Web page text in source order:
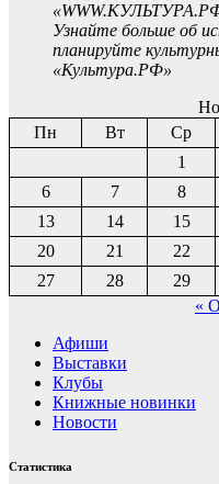
«WWW.КУЛЬТУРА.РФ
Узнайте больше об
планируйте
«Культура.РФ»
Пн
Вт Ср
1
6
7 8
13
14 15
20
21 22
27
28 29
«
Афиши
Выставки
Клубы
Книжные новинки
Новости
Статистика